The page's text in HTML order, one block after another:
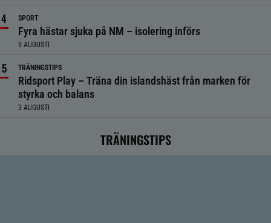
SPORT
Fyra hästar sjuka på NM – isolering införs
9 AUGUSTI
TRÄNINGSTIPS
Ridsport Play – Träna din islandshäst från marken för
styrka och balans
3 AUGUSTI
TRÄNINGSTIPS